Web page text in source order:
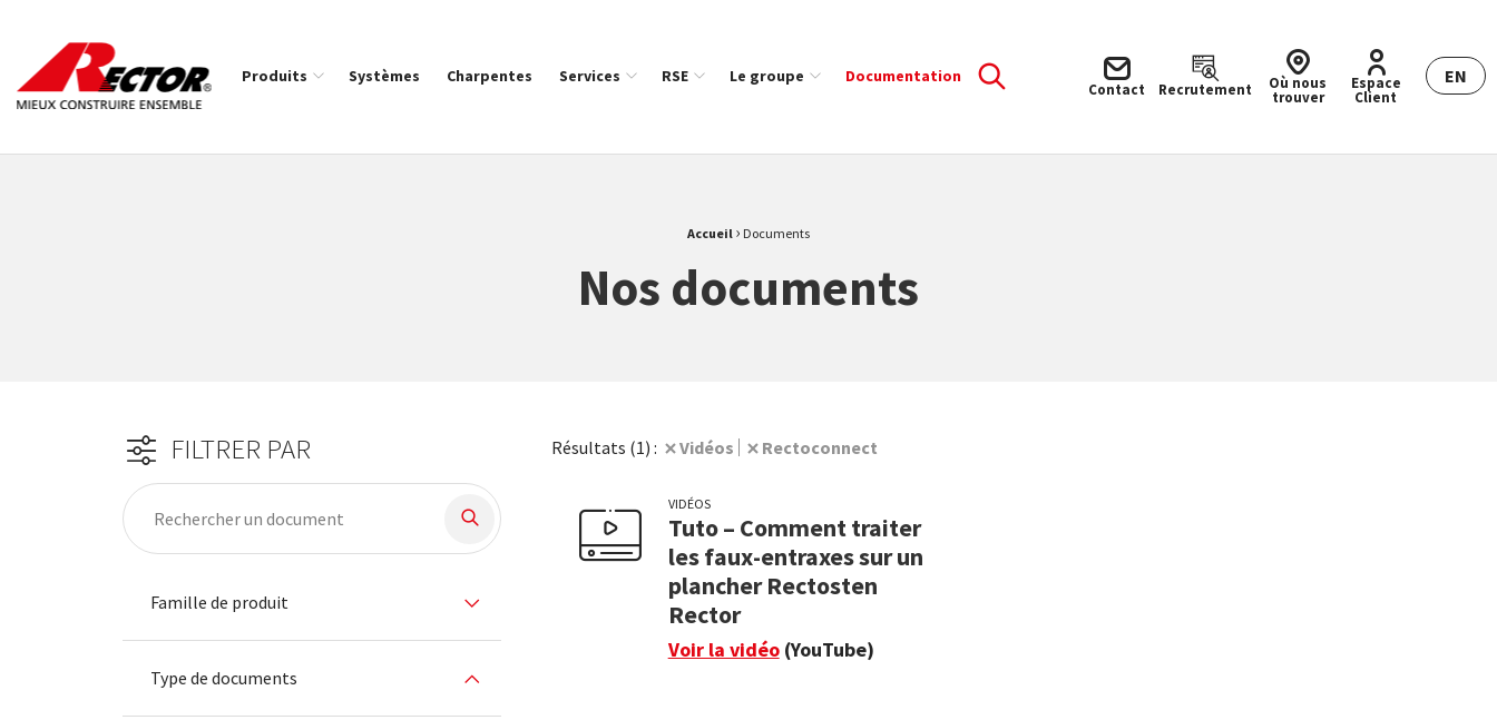
Rector Mieux construire ensemble
Produits Systèmes Charpentes Services RSE Le groupe Documentation
Contact Recrutement Où nous
trouver
Espace
Client
EN
Accueil › Documents
Nos documents
FILTRER PAR
1 Produit trouvés
Filtrer la recherche
Famille de produit
Type de documents
Résultats (1) : Vidéos Rectoconnect
VIDÉOS
Tuto – Comment traiter
les faux-entraxes sur un
plancher Rectosten
Rector
Voir la vidéo (YouTube)